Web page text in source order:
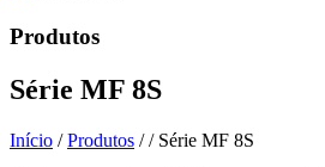
Produtos
Série MF 8S
Início / Produtos / / Série MF 8S